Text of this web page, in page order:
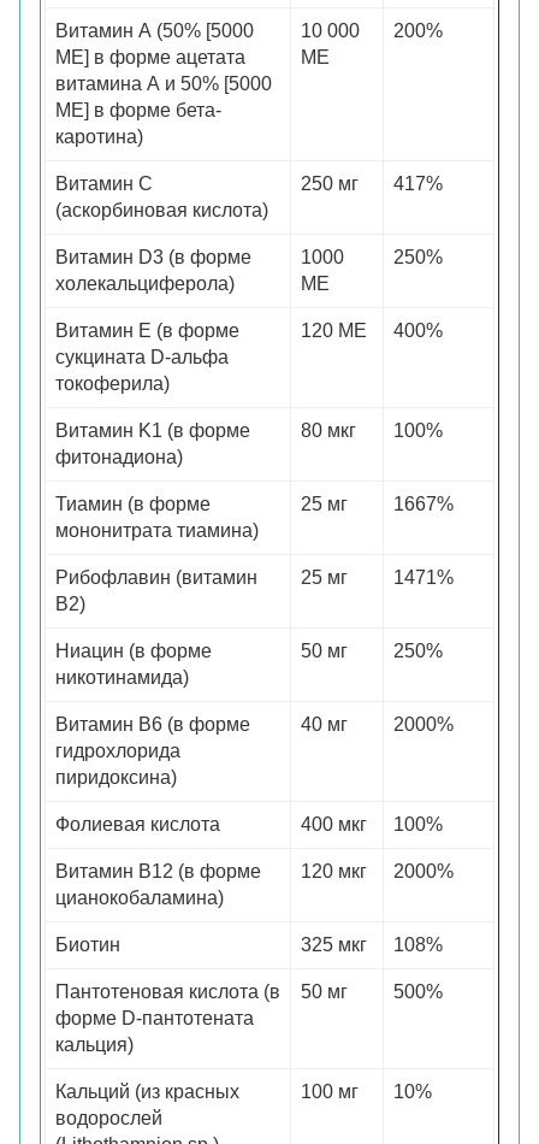
Витамин А (50% [5000
МЕ] в форме ацетата
витамина А и 50% [5000
МЕ] в форме бета-
каротина)
10 000
МЕ
200%
Витамин С
(аскорбиновая кислота)
250 мг 417%
Витамин D3 (в форме
холекальциферола)
1000
МЕ
250%
Витамин E (в форме
сукцината D-альфа
токоферила)
120 МЕ 400%
Витамин K1 (в форме
фитонадиона)
80 мкг 100%
Тиамин (в форме
мононитрата тиамина)
25 мг 1667%
Рибофлавин (витамин
B2)
25 мг 1471%
Ниацин (в форме
никотинамида)
50 мг 250%
Витамин B6 (в форме
гидрохлорида
пиридоксина)
40 мг 2000%
Фолиевая кислота 400 мкг 100%
Витамин B12 (в форме
цианокобаламина)
120 мкг 2000%
Биотин 325 мкг 108%
Пантотеновая кислота (в
форме D-пантотената
кальция)
50 мг 500%
Кальций (из красных
водорослей
100 мг 10%